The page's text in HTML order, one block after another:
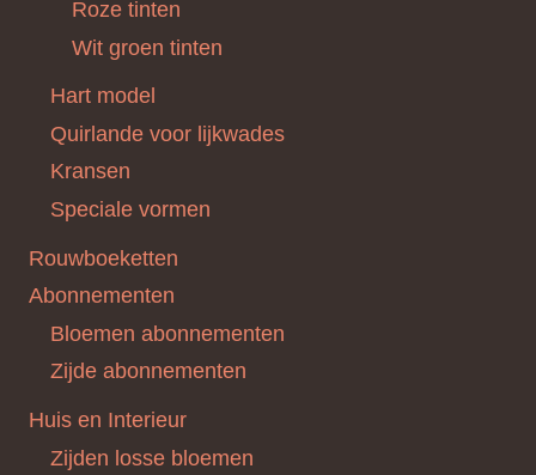
Roze tinten
Wit groen tinten
Hart model
Quirlande voor lijkwades
Kransen
Speciale vormen
Rouwboeketten
Abonnementen
Bloemen abonnementen
Zijde abonnementen
Huis en Interieur
Zijden losse bloemen